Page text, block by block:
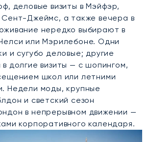
деловые визиты в Мэйфэр,
Сент-Джеймс, а также вечера в
нередко выбирают в
или Мэрилебоне. Одни
и сугубо деловые; другие
долгие визиты — с шопингом,
школ или летними
Недели моды, крупные
и светский сезон
в непрерывном движении —
корпоративного календаря.